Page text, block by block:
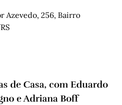
Azevedo, 256, Bairro
de Casa, com Eduardo
e Adriana Boff